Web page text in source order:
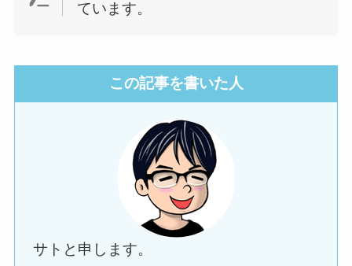
ています。
この記事を書いた人
サトと申します。